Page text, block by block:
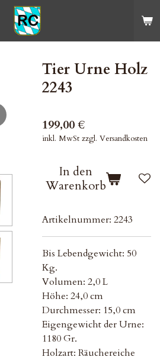
Tier Urne Holz
2243
199,00 €
inkl. MwSt zzgl. Versandkosten
In den
Warenkorb
Artikelnummer: 2243
Bis Lebendgewicht: 50
Kg.
Volumen: 2,0L
Höhe: 24,0 cm
Durchmesser: 15,0 cm
Eigengewicht der Urne:
1180 Gr.
Holzart: Räuchereiche